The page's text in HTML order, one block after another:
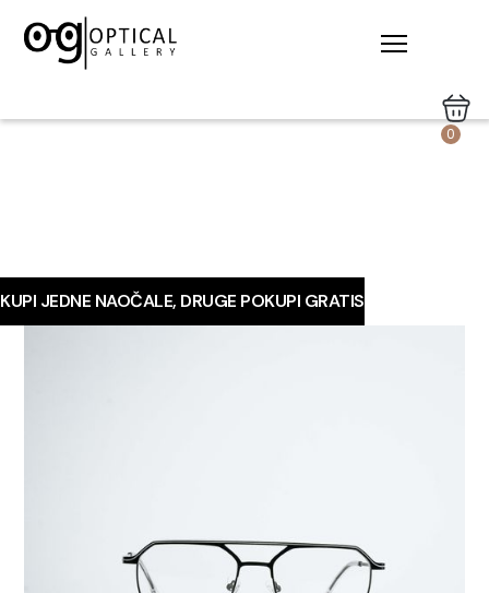
0
KUPI JEDNE NAOČALE, DRUGE POKUPI GRATIS